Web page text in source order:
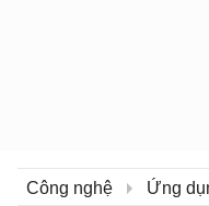
Công nghệ Ứng